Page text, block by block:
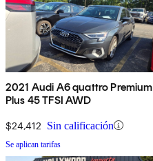
2021 Audi A6 quattro Premium
Plus 45 TFSI AWD
$24,412 Sin calificación
Se aplican tarifas